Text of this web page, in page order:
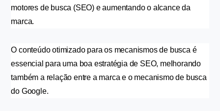
motores de busca (SEO) e aumentando o alcance da
marca.
O conteúdo otimizado para os mecanismos de busca é
essencial para uma boa estratégia de SEO, melhorando
também a relação entre a marca e o mecanismo de busca
do Google.